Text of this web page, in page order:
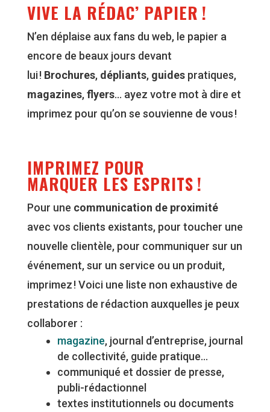
VIVE LA RÉDAC’ PAPIER !
N’en déplaise aux fans du web, le papier a
encore de beaux jours devant
lui ! Brochures, dépliants, guidespratiques,
magazines,flyers… ayez votre mot à dire et
imprimez pour qu’on se souvienne de vous !
IMPRIMEZ POUR
MARQUER LES ESPRITS !
Pour une communication de proximité
avec vos clients existants, pour toucher une
nouvelle clientèle, pour communiquer sur un
événement, sur un service ou un produit,
imprimez ! Voici une liste non exhaustive de
prestations de rédaction auxquelles je peux
collaborer :
magazine, journal d’entreprise, journal
de collectivité, guide pratique…
communiqué et dossier de presse,
publi-rédactionnel
textes institutionnels ou documents